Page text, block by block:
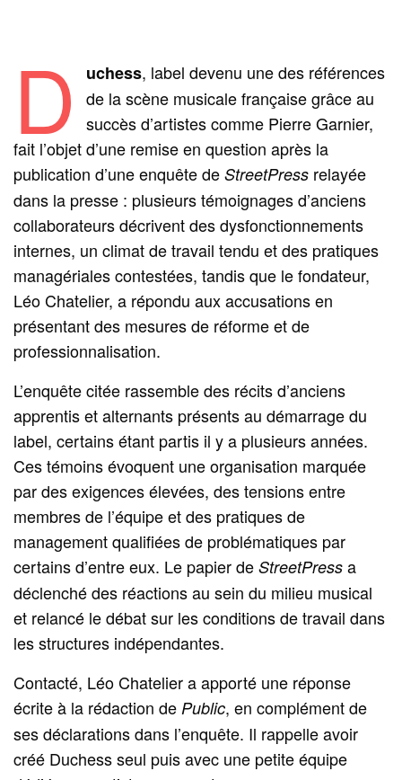
D uchess, label devenu une des références
de la scène musicale française grâce au
succès d’artistes comme Pierre Garnier,
fait l’objet d’une remise en question après la
publication d’une enquête deStreetPress relayée
dans la presse : plusieurs témoignages d’anciens
collaborateurs décrivent des dysfonctionnements
internes, un climat de travail tendu et des pratiques
managériales contestées, tandis que le fondateur,
Léo Chatelier, a répondu aux accusations en
présentant des mesures de réforme et de
professionnalisation.
L’enquête citée rassemble des récits d’anciens
apprentis et alternants présents au démarrage du
label, certains étant partis il y a plusieurs années.
Ces témoins évoquent une organisation marquée
par des exigences élevées, des tensions entre
membres de l’équipe et des pratiques de
management qualifiées de problématiques par
certains d’entre eux. Le papier deStreetPress a
déclenché des réactions au sein du milieu musical
et relancé le débat sur les conditions de travail dans
les structures indépendantes.
Contacté, Léo Chatelier a apporté une réponse
écrite à la rédaction de Public, en complément de
ses déclarations dans l’enquête. Il rappelle avoir
créé Duchess seul puis avec une petite équipe